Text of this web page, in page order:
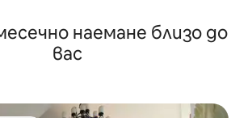
наемане близо до
вас